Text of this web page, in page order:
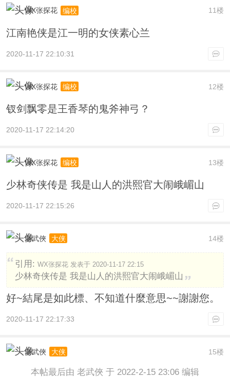
11楼
WX张探花 编校
江南艳侠是江一明的女侠素心兰
2020-11-17 22:10:31
12楼
WX张探花 编校
钗剑飘零是王香琴的鬼斧神弓？
2020-11-17 22:14:20
13楼
WX张探花 编校
少林奇侠传是 我是山人的洪熙官大闹峨嵋山
2020-11-17 22:15:26
14楼
老武俠 大侠
引用: WX张探花 发表于 2020-11-17 22:15
少林奇侠传是 我是山人的洪熙官大闹峨嵋山
好~結尾是如此標、不知道什麼意思~~謝謝您。
2020-11-17 22:17:33
15楼
老武俠 大侠
本帖最后由 老武俠 于 2022-2-15 23:06 编辑